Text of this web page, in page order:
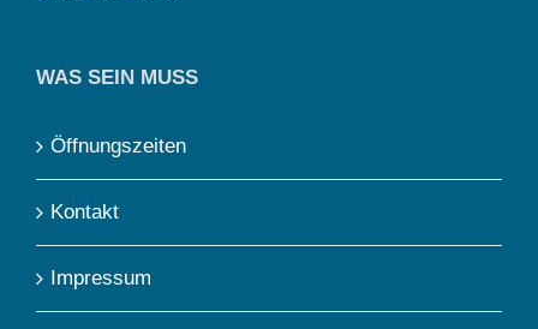
WAS SEIN MUSS
Öffnungszeiten
Kontakt
Impressum